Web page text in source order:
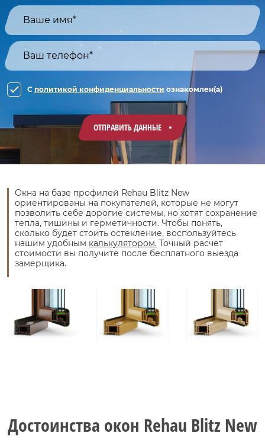
C политикой конфиденциальности ознакомлен(а)
ОТПРАВИТЬ ДАННЫЕ
Окна на базе профилей Rehau Blitz New
ориентированы на покупателей, которые не могут
позволить себе дорогие системы, но хотят сохранение
тепла, тишины и герметичности. Чтобы понять,
сколько будет стоить остекление, воспользуйтесь
нашим удобным калькулятором. Точный расчет
стоимости вы получите после бесплатного выезда
замерщика.
Достоинства окон Rehau Blitz New